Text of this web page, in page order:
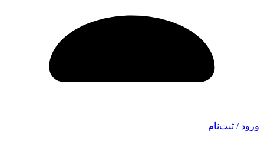
ورود / ثبت‌نام